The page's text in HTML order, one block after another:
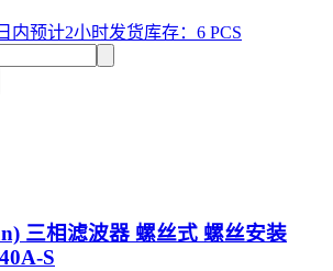
内预计2小时发货库存：6 PCS
三相滤波器 螺丝式 螺丝安装
S